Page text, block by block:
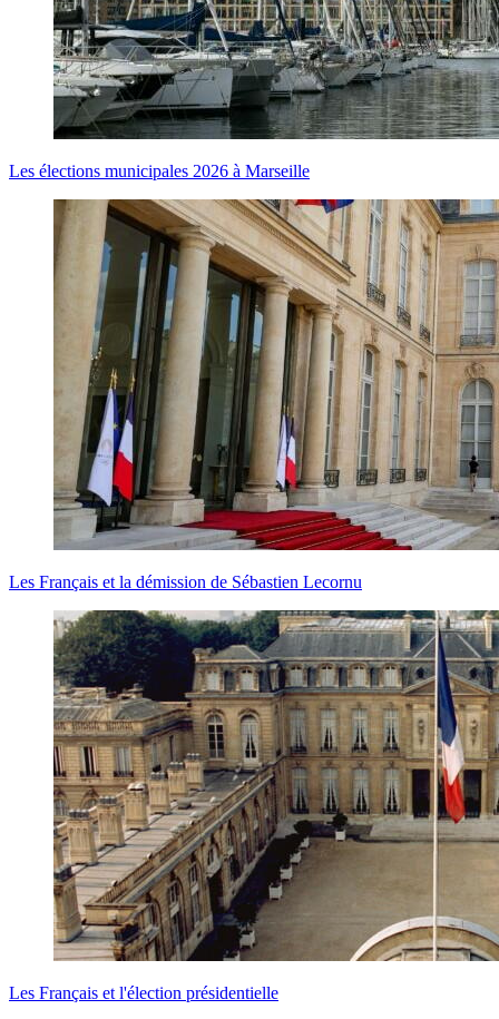
Les élections municipales 2026 à Marseille
Les Français et la démission de Sébastien Lecornu
Les Français et l'élection présidentielle